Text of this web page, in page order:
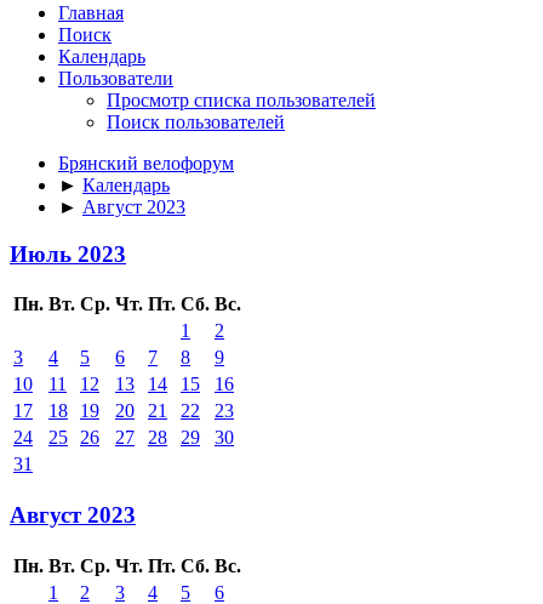
Главная
Поиск
Календарь
Пользователи
Просмотр списка пользователей
Поиск пользователей
Брянский велофорум
► Календарь
► Август 2023
Июль 2023
Пн. Вт. Ср. Чт. Пт. Сб. Вс.
1
2
3
4 5 6 7 8
9
10
11 12 13 14 15
16
17
18 19 20 21 22
23
24
25 26 27 28 29
30
31
Август 2023
Пн. Вт. Ср. Чт. Пт. Сб. Вс.
1
2 3 4 5
6